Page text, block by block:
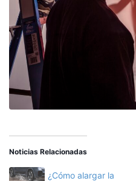
Noticias Relacionadas
¿Cómo alargar la